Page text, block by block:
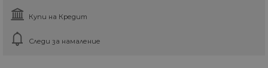
Купи на Кредит
Следи за намаление